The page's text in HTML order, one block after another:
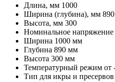
Длина, мм 1000
Ширина (глубина), мм 890
Высота, мм 300
Номинальное
Ширина 1000 мм
Глубина 890 мм
Высота 300 мм
Температурный режим от
Тип для икры и пресервов